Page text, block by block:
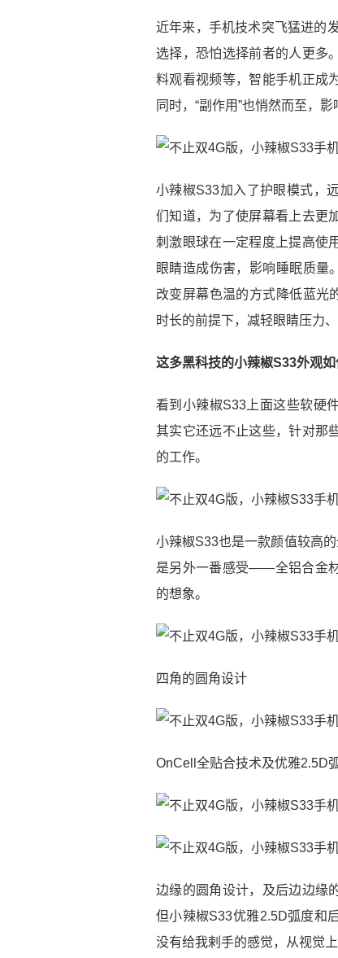
近年来，手机技术突飞猛进的
选择，恐怕选择前者的人更多
料观看视频等，智能手机正成
同时，“副作用”也悄然而至，
小辣椒S33加入了护眼模式，
们知道，为了使屏幕看上去更
刺激眼球在一定程度上提高使
眼睛造成伤害，影响睡眠质量
改变屏幕色温的方式降低蓝光
时长的前提下，减轻眼睛压力、
这多黑科技的小辣椒S33外观如
看到小辣椒S33上面这些软硬
其实它还远不止这些，针对那
的工作。
小辣椒S33也是一款颜值较高
是另外一番感受——全铝合金
的想象。
四角的圆角设计
OnCell全贴合技术及优雅2.5D
边缘的圆角设计，及后边边缘
但小辣椒S33优雅2.5D弧度和
没有给我剌手的感觉，从视觉